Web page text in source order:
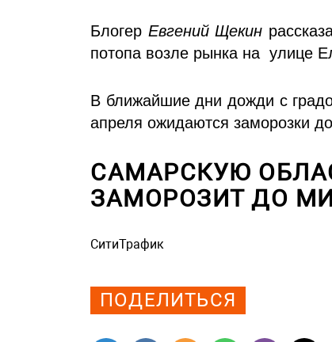
Блогер Евгений Щекин
потопа возле рынка на улице
В ближайшие дни дожди с
апреля ожидаются заморозки
САМАРСКУЮ
ЗАМОРОЗИТ ДО
СитиТрафик
ПОДЕЛИТЬСЯ